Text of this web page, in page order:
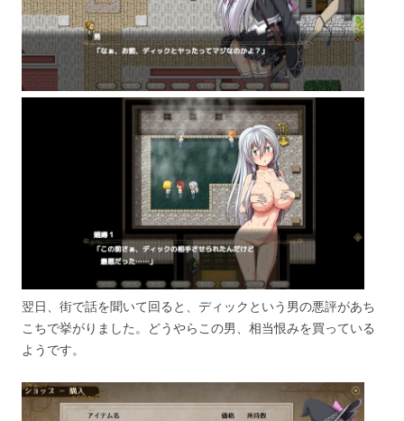
翌日、街で話を聞いて回ると、ディックという男の悪評があち
こちで挙がりました。どうやらこの男、相当恨みを買っている
ようです。